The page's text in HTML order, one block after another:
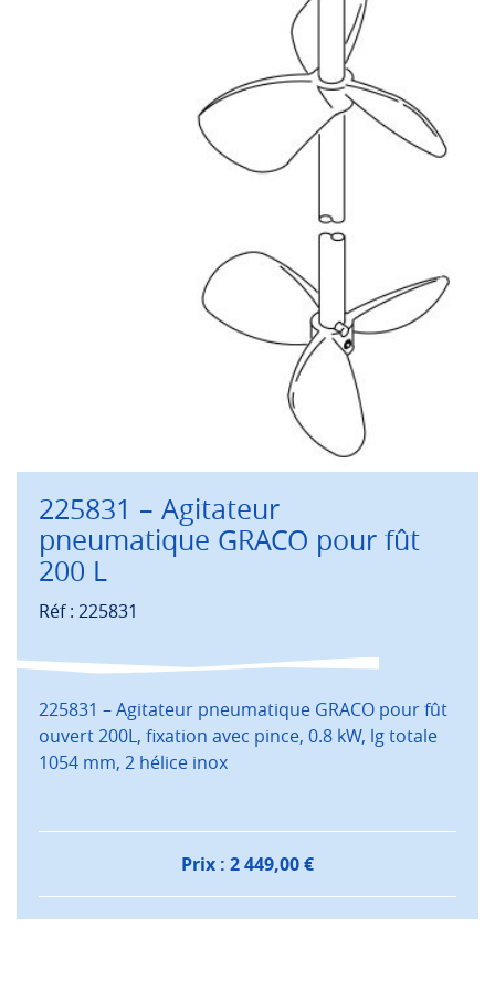
225831 – Agitateur
pneumatique GRACO pour fût
200 L
Réf : 225831
225831 – Agitateur pneumatique GRACO pour fût
ouvert 200L, fixation avec pince, 0.8 kW, lg totale
1054 mm, 2 hélice inox
Prix : 2 449,00€